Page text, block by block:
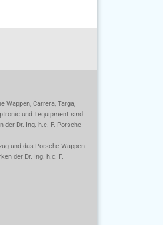
Wappen, Carrera, Targa,
und Tequipment sind
der Dr. Ing. h.c. F. Porsche
und das Porsche Wappen
der Dr. Ing. h.c. F.